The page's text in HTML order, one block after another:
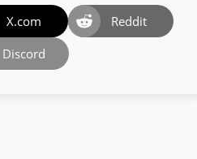
X.com
Reddit
Discord